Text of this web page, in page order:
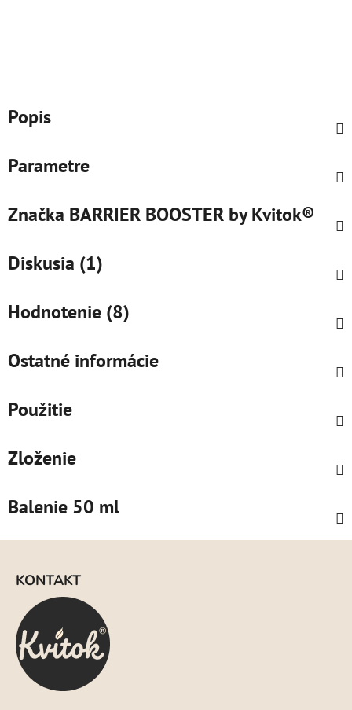
Popis
Parametre
Značka BARRIER BOOSTER by Kvitok®
Diskusia (1)
Hodnotenie (8)
Ostatné informácie
Použitie
Zloženie
Balenie 50 ml
KONTAKT